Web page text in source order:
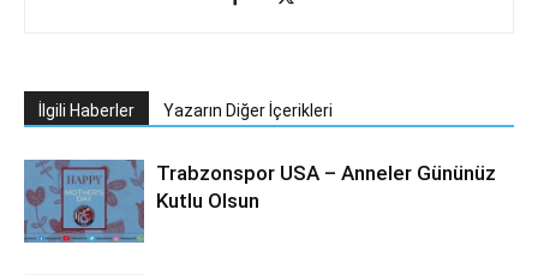
İlgili Haberler Yazarın Diğer İçerikleri
Trabzonspor USA – Anneler Gününüz
Kutlu Olsun